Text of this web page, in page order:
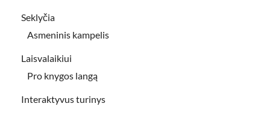
Seklyčia
Asmeninis kampelis
Laisvalaikiui
Pro knygos langą
Interaktyvus turinys